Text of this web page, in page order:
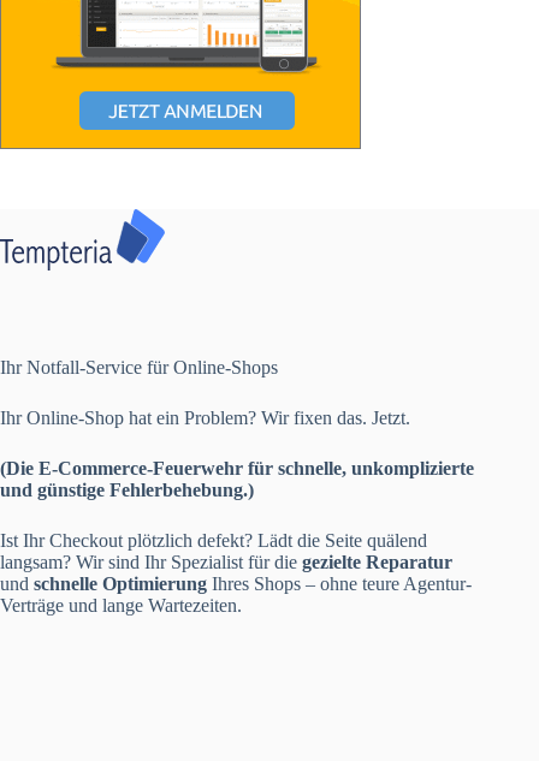
Ihr Notfall-Service für Online-Shops
Ihr Online-Shop hat ein Problem? Wir fixen das. Jetzt.
(Die E-Commerce-Feuerwehr für schnelle, unkomplizierte
und günstige Fehlerbehebung.)
Ist Ihr Checkout plötzlich defekt? Lädt die Seite quälend
langsam? Wir sind Ihr Spezialist für die gezielte Reparatur
und schnelle Optimierung Ihres Shops – ohne teure Agentur-
Verträge und lange Wartezeiten.